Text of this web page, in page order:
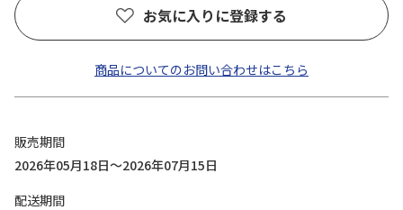
お気に入りに登録する
商品についてのお問い合わせはこちら
販売期間
2026年05月18日～2026年07月15日
配送期間